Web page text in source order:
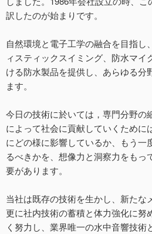
訳したのが始まりです。
自然環境と電子工学の融合を目指し
ィスティックスイミング、防水マイ
ける防水製品を提供し、あらゆる分
ます。
今日の技術に於いては，専門分野の
によって社会に貢献していくために
にどの様に影響しているか、もう一
るべきかを、想像力と洞察力をもっ
要があります。
当社は既存の技術を生かし、新たな
更に社内技術の蓄積と体力強化に努
く努力し、業界唯一の水中音響技術